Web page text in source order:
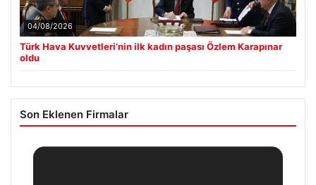
04/08/2026
Türk Hava Kuvvetleri’nin ilk kadın paşası Özlem Karapınar
oldu
Son Eklenen Firmalar